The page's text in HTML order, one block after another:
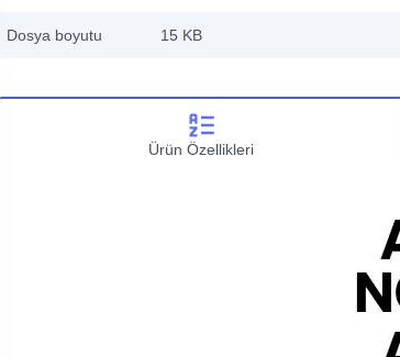
Dosya boyutu 15 KB
Ürün Özellikleri